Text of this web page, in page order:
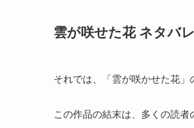
雲が咲せた花 ネタバ
それでは、「雲が咲かせた花」
この作品の結末は、多くの読者